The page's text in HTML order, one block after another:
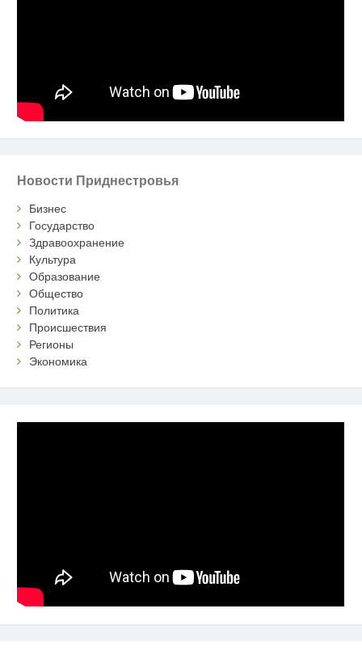
Новости Приднестровья
Бизнес
Государство
Здравоохранение
Культура
Образование
Общество
Политика
Происшествия
Регионы
Экономика